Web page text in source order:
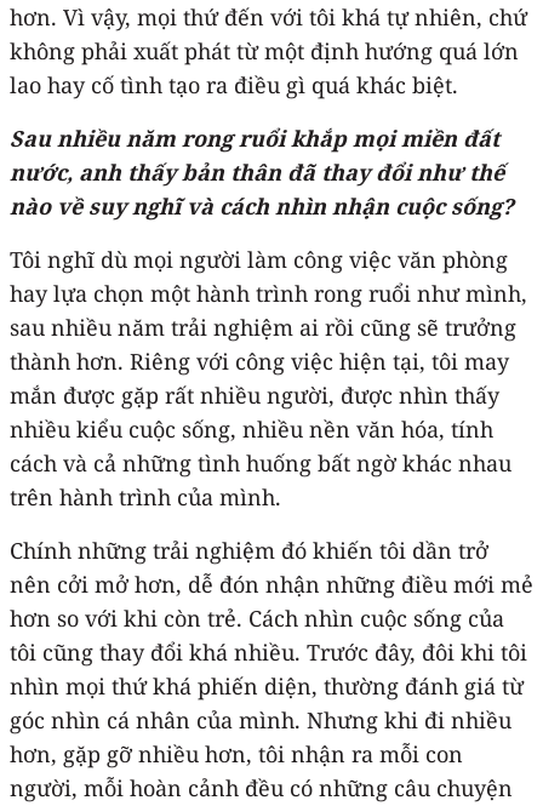
hơn. Vì vậy, mọi thứ đến với tôi khá tự nhiên, chứ
không phải xuất phát từ một định hướng quá lớn
lao hay cố tình tạo ra điều gì quá khác biệt.
Sau nhiều năm rong ruổi khắp mọi miền đất
nước, anh thấy bản thân đã thay đổi như thế
nào về suy nghĩ và cách nhìn nhận cuộc sống?
Tôi nghĩ dù mọi người làm công việc văn phòng
hay lựa chọn một hành trình rong ruổi như mình,
sau nhiều năm trải nghiệm ai rồi cũng sẽ trưởng
thành hơn. Riêng với công việc hiện tại, tôi may
mắn được gặp rất nhiều người, được nhìn thấy
nhiều kiểu cuộc sống, nhiều nền văn hóa, tính
cách và cả những tình huống bất ngờ khác nhau
trên hành trình của mình.
Chính những trải nghiệm đó khiến tôi dần trở
nên cởi mở hơn, dễ đón nhận những điều mới mẻ
hơn so với khi còn trẻ. Cách nhìn cuộc sống của
tôi cũng thay đổi khá nhiều. Trước đây, đôi khi tôi
nhìn mọi thứ khá phiến diện, thường đánh giá từ
góc nhìn cá nhân của mình. Nhưng khi đi nhiều
hơn, gặp gỡ nhiều hơn, tôi nhận ra mỗi con
người, mỗi hoàn cảnh đều có những câu chuyện